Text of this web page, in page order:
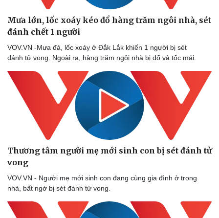
Mưa lớn, lốc xoáy kéo đổ hàng trăm ngôi nhà, sét
đánh chết 1 người
VOV.VN -Mưa đá, lốc xoáy ở Đắk Lắk khiến 1 người bị sét
đánh tử vong. Ngoài ra, hàng trăm ngôi nhà bị đổ và tốc mái.
Thương tâm người mẹ mới sinh con bị sét đánh tử
vong
VOV.VN - Người mẹ mới sinh con đang cùng gia đình ở trong
nhà, bất ngờ bị sét đánh tử vong.